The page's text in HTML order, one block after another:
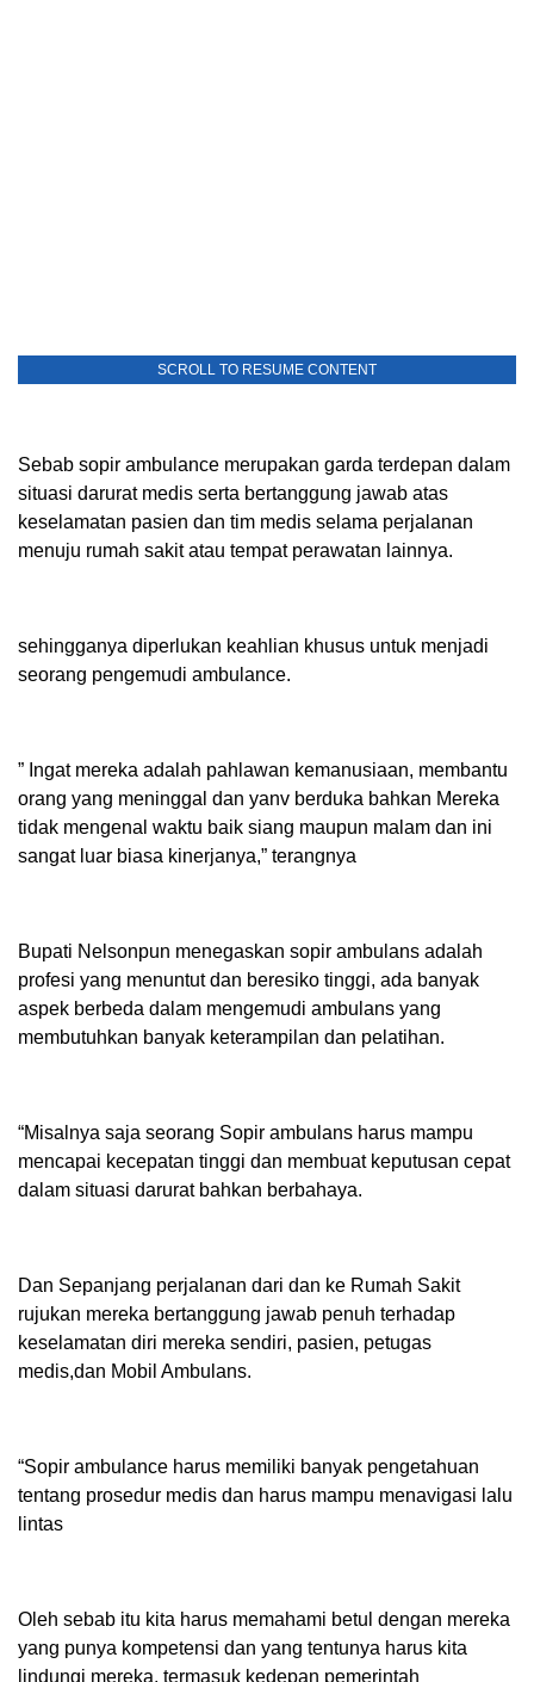
SCROLL TO RESUME CONTENT
Sebab sopir ambulance merupakan garda terdepan dalam
situasi darurat medis serta bertanggung jawab atas
keselamatan pasien dan tim medis selama perjalanan
menuju rumah sakit atau tempat perawatan lainnya.
sehingganya diperlukan keahlian khusus untuk menjadi
seorang pengemudi ambulance.
” Ingat mereka adalah pahlawan kemanusiaan, membantu
orang yang meninggal dan yanv berduka bahkan Mereka
tidak mengenal waktu baik siang maupun malam dan ini
sangat luar biasa kinerjanya,” terangnya
Bupati Nelsonpun menegaskan sopir ambulans adalah
profesi yang menuntut dan beresiko tinggi, ada banyak
aspek berbeda dalam mengemudi ambulans yang
membutuhkan banyak keterampilan dan pelatihan.
“Misalnya saja seorang Sopir ambulans harus mampu
mencapai kecepatan tinggi dan membuat keputusan cepat
dalam situasi darurat bahkan berbahaya.
Dan Sepanjang perjalanan dari dan ke Rumah Sakit
rujukan mereka bertanggung jawab penuh terhadap
keselamatan diri mereka sendiri, pasien, petugas
medis,dan Mobil Ambulans.
“Sopir ambulance harus memiliki banyak pengetahuan
tentang prosedur medis dan harus mampu menavigasi lalu
lintas
Oleh sebab itu kita harus memahami betul dengan mereka
yang punya kompetensi dan yang tentunya harus kita
lindungi mereka, termasuk kedepan pemerintah